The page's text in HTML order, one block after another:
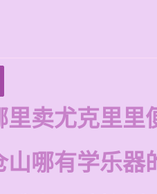
里卖尤克里里
山哪有学乐器